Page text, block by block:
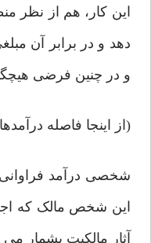
این کار، هم از نظر
دهد و در برابر آن
و در چنین فرضی
(از اینجا فاصله
شخصی درآمد فراوانی
این شخص مالک که
آثار مالکیت بشمار می